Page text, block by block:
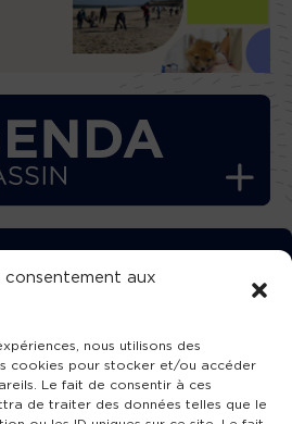
consentement aux
nous utilisons des
cookies pour stocker et/ou accéder
Le fait de consentir à ces
de traiter des données telles que le
GRATUITEMENT
TVBA !